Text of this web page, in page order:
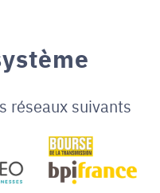
réseaux suivants